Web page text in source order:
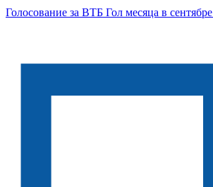
Голосование за ВТБ Гол месяца в сентябре